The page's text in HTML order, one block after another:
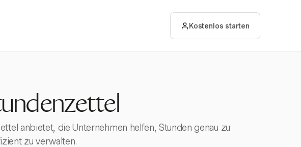
Kostenlos starten
anbietet, die Unternehmen helfen, Stunden genau zu
zu verwalten.